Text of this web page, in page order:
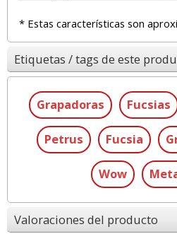
* Estas características son
Etiquetas / tags de este
Grapadoras Fucsias
Petrus Fucsia
Wow
Valoraciones del producto